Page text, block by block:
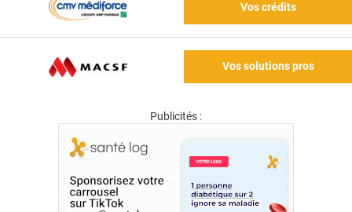
Vos crédits
Vos solutions pros
Publicités :